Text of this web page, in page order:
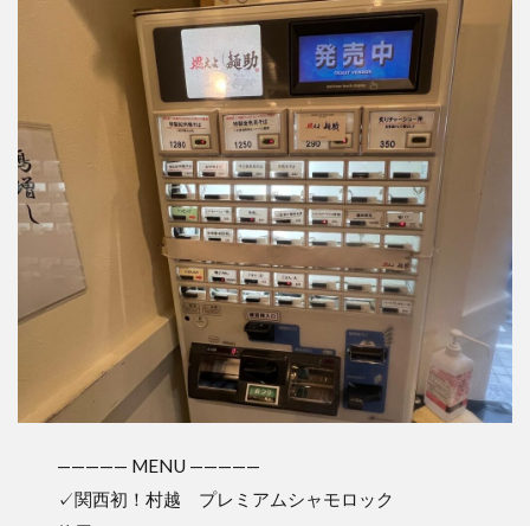
————— MENU —————
✓関西初！村越 プレミアムシャモロック